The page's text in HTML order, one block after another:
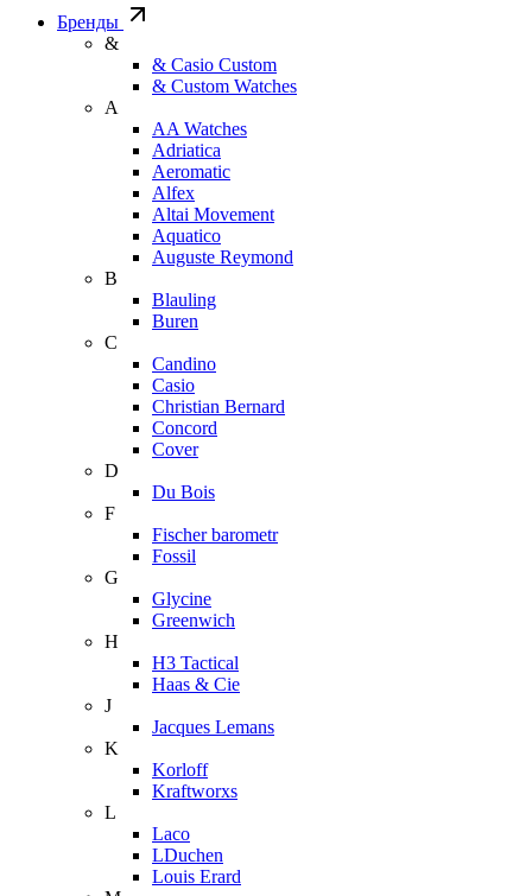
Бренды
&
& Casio Custom
& Custom Watches
A
AA Watches
Adriatica
Aeromatic
Alfex
Altai Movement
Aquatico
Auguste Reymond
B
Blauling
Buren
C
Candino
Casio
Christian Bernard
Concord
Cover
D
Du Bois
F
Fischer barometr
Fossil
G
Glycine
Greenwich
H
H3 Tactical
Haas & Cie
J
Jacques Lemans
K
Korloff
Kraftworxs
L
Laco
LDuchen
Louis Erard